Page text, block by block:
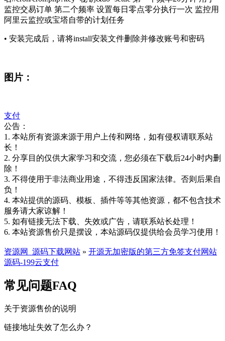
监控交易订单 第二个频率 设置每日零点零分执行一次 监控用
阿里云监控或宝塔自带的计划任务
• 安装完成后，请将install安装文件删除并修改账号和密码
图片：
支付
公告：
1. 本站所有资源来源于用户上传和网络，如有侵权请联系站
长！
2. 分享目的仅供大家学习和交流，您必须在下载后24小时内删
除！
3. 不得使用于非法商业用途，不得违反国家法律。否则后果自
负！
4. 本站提供的源码、模板、插件等等其他资源，都不包含技术
服务请大家谅解！
5. 如有链接无法下载、失效或广告，请联系站长处理！
6. 本站资源售价只是摆设，本站源码仅提供给会员学习使用！
资源网_源码下载网站 » 开源无加密版的第三方免签支付网站
源码-199云支付
常见问题FAQ
关于资源售价的说明
链接地址失效了怎么办？